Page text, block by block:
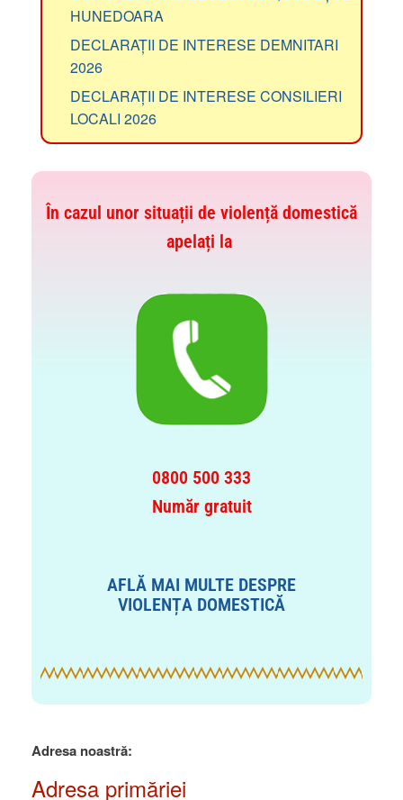
HUNEDOARA
DECLARAȚII DE INTERESE DEMNITARI
2026
DECLARAȚII DE INTERESE CONSILIERI
LOCALI 2026
În cazul unor situații de violență domestică
apelați la
0800 500 333
Număr gratuit
AFLĂ MAI MULTE DESPRE
VIOLENȚA DOMESTICĂ
Adresa noastră:
Adresa primăriei